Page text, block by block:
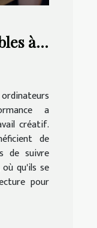
à
a
créatif.
de
de suivre
qu'ils se
pour